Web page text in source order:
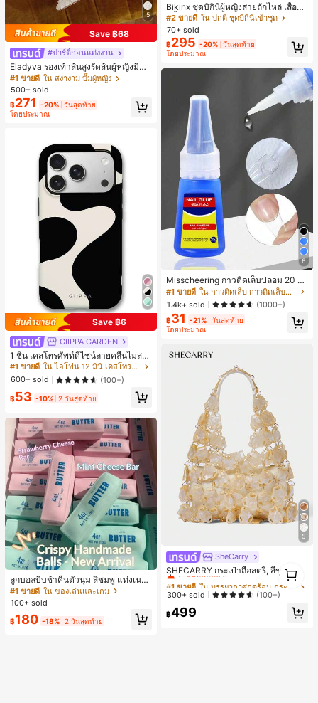
5
Save ฿68
#ปาร์ตี้ก่อนแต่งงาน
Eladyva รองเท้าส้นสูงรัดส้นผู้หญิงมีดอ
กไม้ประดับตาข่ายเสริมและสามารถสว
มได้สองแบบ ส้นสูง 7 ซม. รูปแบบโรมัน
หรูหรา ส้นเข็ม ลุคเทพนิยาย
#1 ขายดี ใน สง่างาม ปั๊มผู้หญิง
500+ sold
฿271 -20% วันสุดท้าย
โดยประมาณ
Save ฿6
GIIPPA GARDEN
1 ชิ้น เคสโทรศัพท์ดีไซน์ลายคลื่นไม่สม
มาตรสำหรับ Phone 17 Pro Max, เหม
าะสำหรับ Phone 16 Pro Max, 15 Pro
Max, 14 Pro Max, เคสโทรศัพท์สไตล์เ
กาหลีและน่าสนใจ, เข้ากันได้กับ 11/12/
13/14/15/16 Pro Max Plus, ดีไซน์หรู
ขวัญในอุดมคติสำหรับคริสต์มาส, วันว
าเลนไทน์, อีสเตอร์, ฤดูแต่งงานและวันเ
กิดสำหรับแฟนสาว
#1 ขายดี
ใน ไอโฟน 12 มินิ เคสโทรศัพท์แฟชั่น
600+ sold
(100+)
฿53 -10% 2 วันสุดท้าย
ลูกบอลบีบช้าคืนตัวนุ่ม สีชมพู แท่งเนย
บีบคลายเครียด นุ่มยืดหยุ่น ของเล่นบีบ
4 ออนซ์ ของเล่นเกลือ เหมาะสำหรับขอ
ของขวัญวันเกิด ของขวัญอีสเตอร์ ของ
#1 ขายดี ใน ของเล่นและเกม
100+ sold
฿180 -18% 2 วันสุดท้าย
Bikinx ชุดบิกินี่ผู้หญิงสายถักไหล่ เสื้อว่า
ยน้ำวันพีซมีโครงพร้อมสายผูกหลังสีตัด
กัน สำหรับเที่ยวพักผ่อน ชายหาด ฤดูร้อ
น
#2 ขายดี ใน ปกติ ชุดบิกินี่เข้าชุด
70+ sold
฿295 -20% วันสุดท้าย
โดยประมาณ
6
Misscheering กาวติดเล็บปลอม 20 กรั
ม แรงยึดสูง เจลสติกเกอร์เล็บนุ่ม แห้งเร็
ว เหมาะสำหรับผู้เริ่มต้นทำเล็บ ติดทนน
าน
#1 ขายดี
ใน กาวติดเล็บ กาวติดเล็บและสารยึดติด
1.4k+ sold
(1000+)
฿31 -21% วันสุดท้าย
โดยประมาณ
5
SheCarry
SHECARRY กระเป๋าถือสตรี, สีขาว, แฟ
ชั่น, สง่างาม, วันหยุด, งานปาร์ตี้
#1 ขายดี
เกือบหมดแล้ว!
#1 ขายดี
ใน บรรยากาศฤดูร้อน กระเป๋าหูหิ้วด้านบนผู้หญิง
เกือบหมดแล้ว!
#1 ขายดี
ใน บรรยากาศฤดูร้อน กระเป๋าหูหิ้วด้านบนผู้หญิง
เกือบหมดแล้ว!
#1 ขายดี
ใน บรรยากาศฤดูร้อน กระเป๋าหูหิ้วด้านบนผู้หญิง
เกือบหมดแล้ว!
300+ sold (100+)
฿499